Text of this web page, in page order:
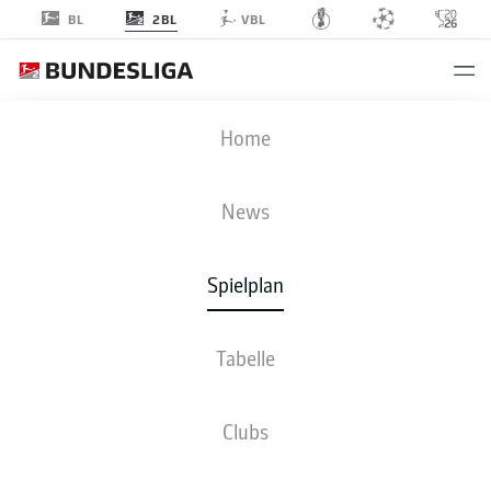
BL 2BL VBL
Home
News
Spielplan
Tabelle
Clubs
FCE
AUFSTELLUNGEN
Fr., 07.05.2027 - So., 09.05.2027